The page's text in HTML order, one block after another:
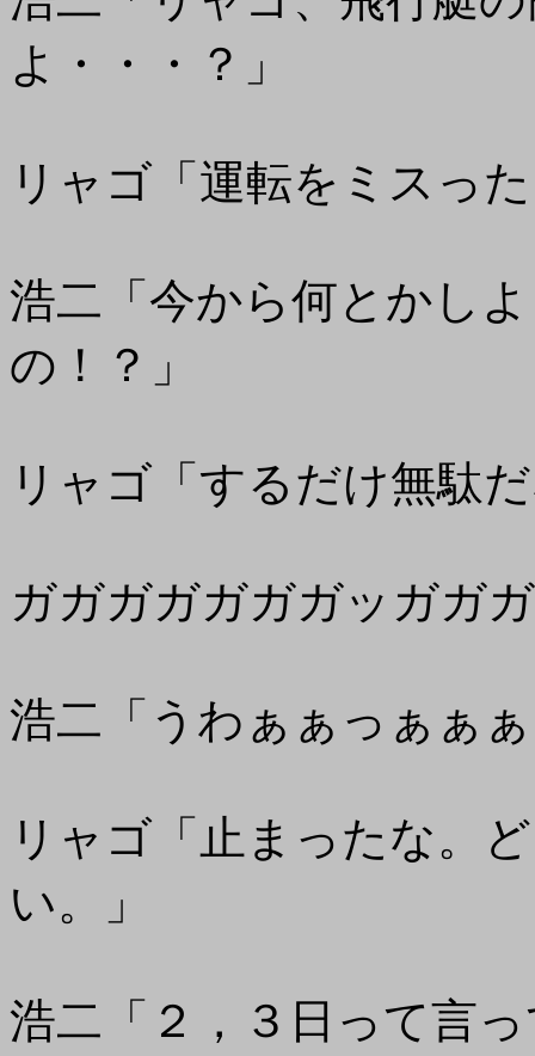
よ・・・？」
リャゴ「運転をミスっ
浩二「今から何とかし
の！？」
リャゴ「するだけ無駄
ガガガガガガガッガガ
浩二「うわぁぁっぁぁ
リャゴ「止まったな。
い。」
浩二「２，３日って言